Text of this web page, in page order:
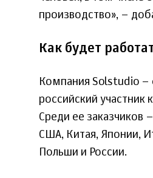
производство», –
Как будет
Компания Solstudio –
российский участник
Среди ее заказчиков
США, Китая, Японии,
Польши и России.